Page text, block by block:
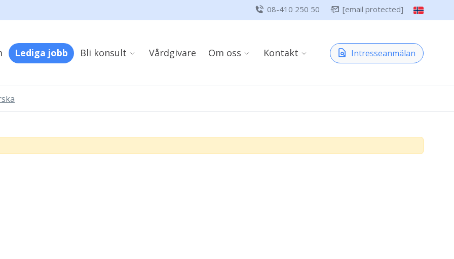
08-410 250 50 [email protected]
Lediga jobb Bli konsult Vårdgivare Om oss Kontakt Intresseanmälan